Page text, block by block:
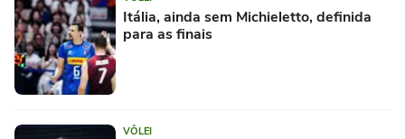
Itália, ainda sem Michieletto, definida
para as finais
VÔLEI